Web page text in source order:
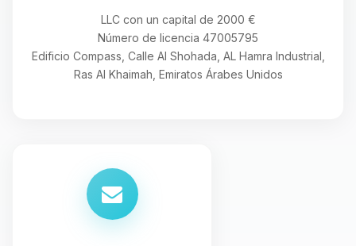
LLC con un capital de 2000 €
Número de licencia 47005795
Edificio Compass, Calle Al Shohada, AL Hamra Industrial,
Ras Al Khaimah, Emiratos Árabes Unidos
Yupi, por fin alguien con quien
hablar! Soy Choupy, tu pequeno
asistente de BoxToPlay. Cuentame